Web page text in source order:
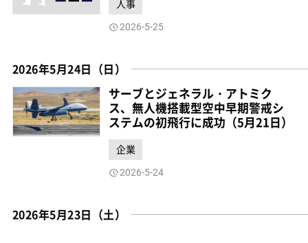
人事
2026-5-25
2026年5月24日（日）
サーブとジェネラル・アトミク
ス、無人機搭載型空中早期警戒シ
ステムの初飛行に成功（5月21日）
企業
2026-5-24
2026年5月23日（土）